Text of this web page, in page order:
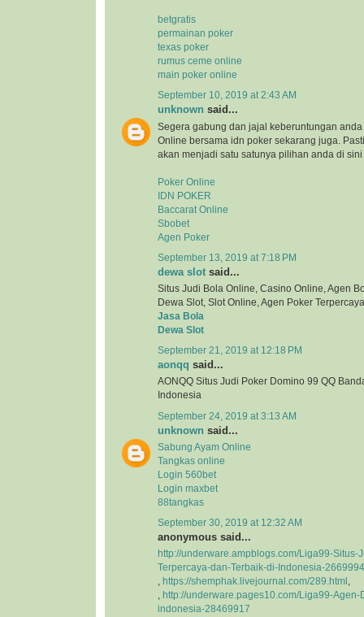
betgratis
permainan poker
texas poker
rumus ceme online
main poker online
September 10, 2019 at 2:43 AM
unknown said...
Segera gabung dan jajal keberuntungan
Online bersama idn poker sekarang juga.
akan menjadi satu satunya pilihan anda di sini
Poker Online
IDN POKER
Baccarat Online
Sbobet
Agen Poker
September 13, 2019 at 7:18 PM
dewa slot said...
Situs Judi Bola Online, Casino Online, Agen
Dewa Slot, Slot Online, Agen Poker
Jasa Bola
Dewa Slot
September 21, 2019 at 12:18 PM
aonqq said...
AONQQ Situs Judi Poker Domino 99 QQ
Indonesia
September 24, 2019 at 3:13 AM
unknown said...
Sabung Ayam Online
Tangkas online
Login 560bet
Login maxbet
88tangkas
September 30, 2019 at 12:32 AM
anonymous said...
http://underware.ampblogs.com/Liga99-Situs-
Terpercaya-dan-Terbaik-di-Indonesia-
https://shemphak.livejournal.com/289.html
http://underware.pages10.com/Liga99-
indonesia-28469917